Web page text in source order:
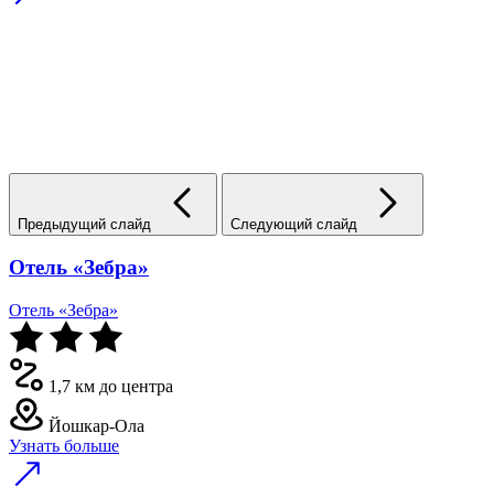
Предыдущий слайд Следующий слайд
Отель «Зебра»
Отель «Зебра»
1,7 км до центра
Йошкар-Ола
Узнать больше